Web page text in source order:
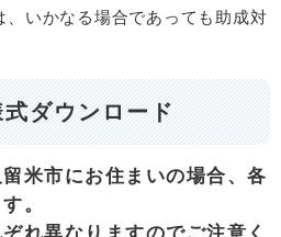
いかなる場合であっても助成対
ダウンロード
米市にお住まいの場合、各
。
れ異なりますのでご注意く